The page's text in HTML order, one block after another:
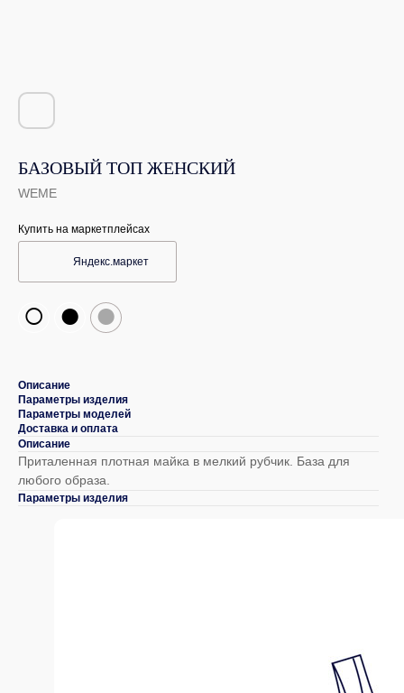
БАЗОВЫЙ ТОП ЖЕНСКИЙ
WEME
Купить на маркетплейсах
Яндекс.маркет
○ ● ●
Описание
Параметры изделия
Параметры моделей
Доставка и оплата
Описание
Приталенная плотная майка в мелкий рубчик. База для
любого образа.
Параметры изделия